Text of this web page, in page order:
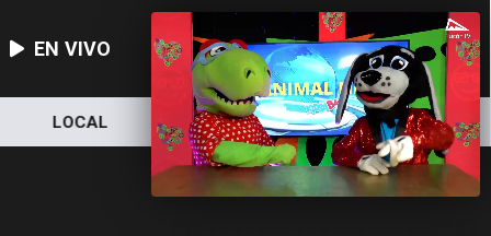
EN VIVO
LOCAL NACIONAL DEPORTES